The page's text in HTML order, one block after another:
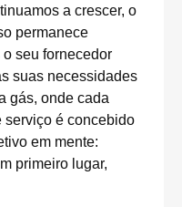
a crescer, o
permanece
seu fornecedor
suas necessidades
gás, onde cada
serviço é concebido
em mente:
primeiro lugar,